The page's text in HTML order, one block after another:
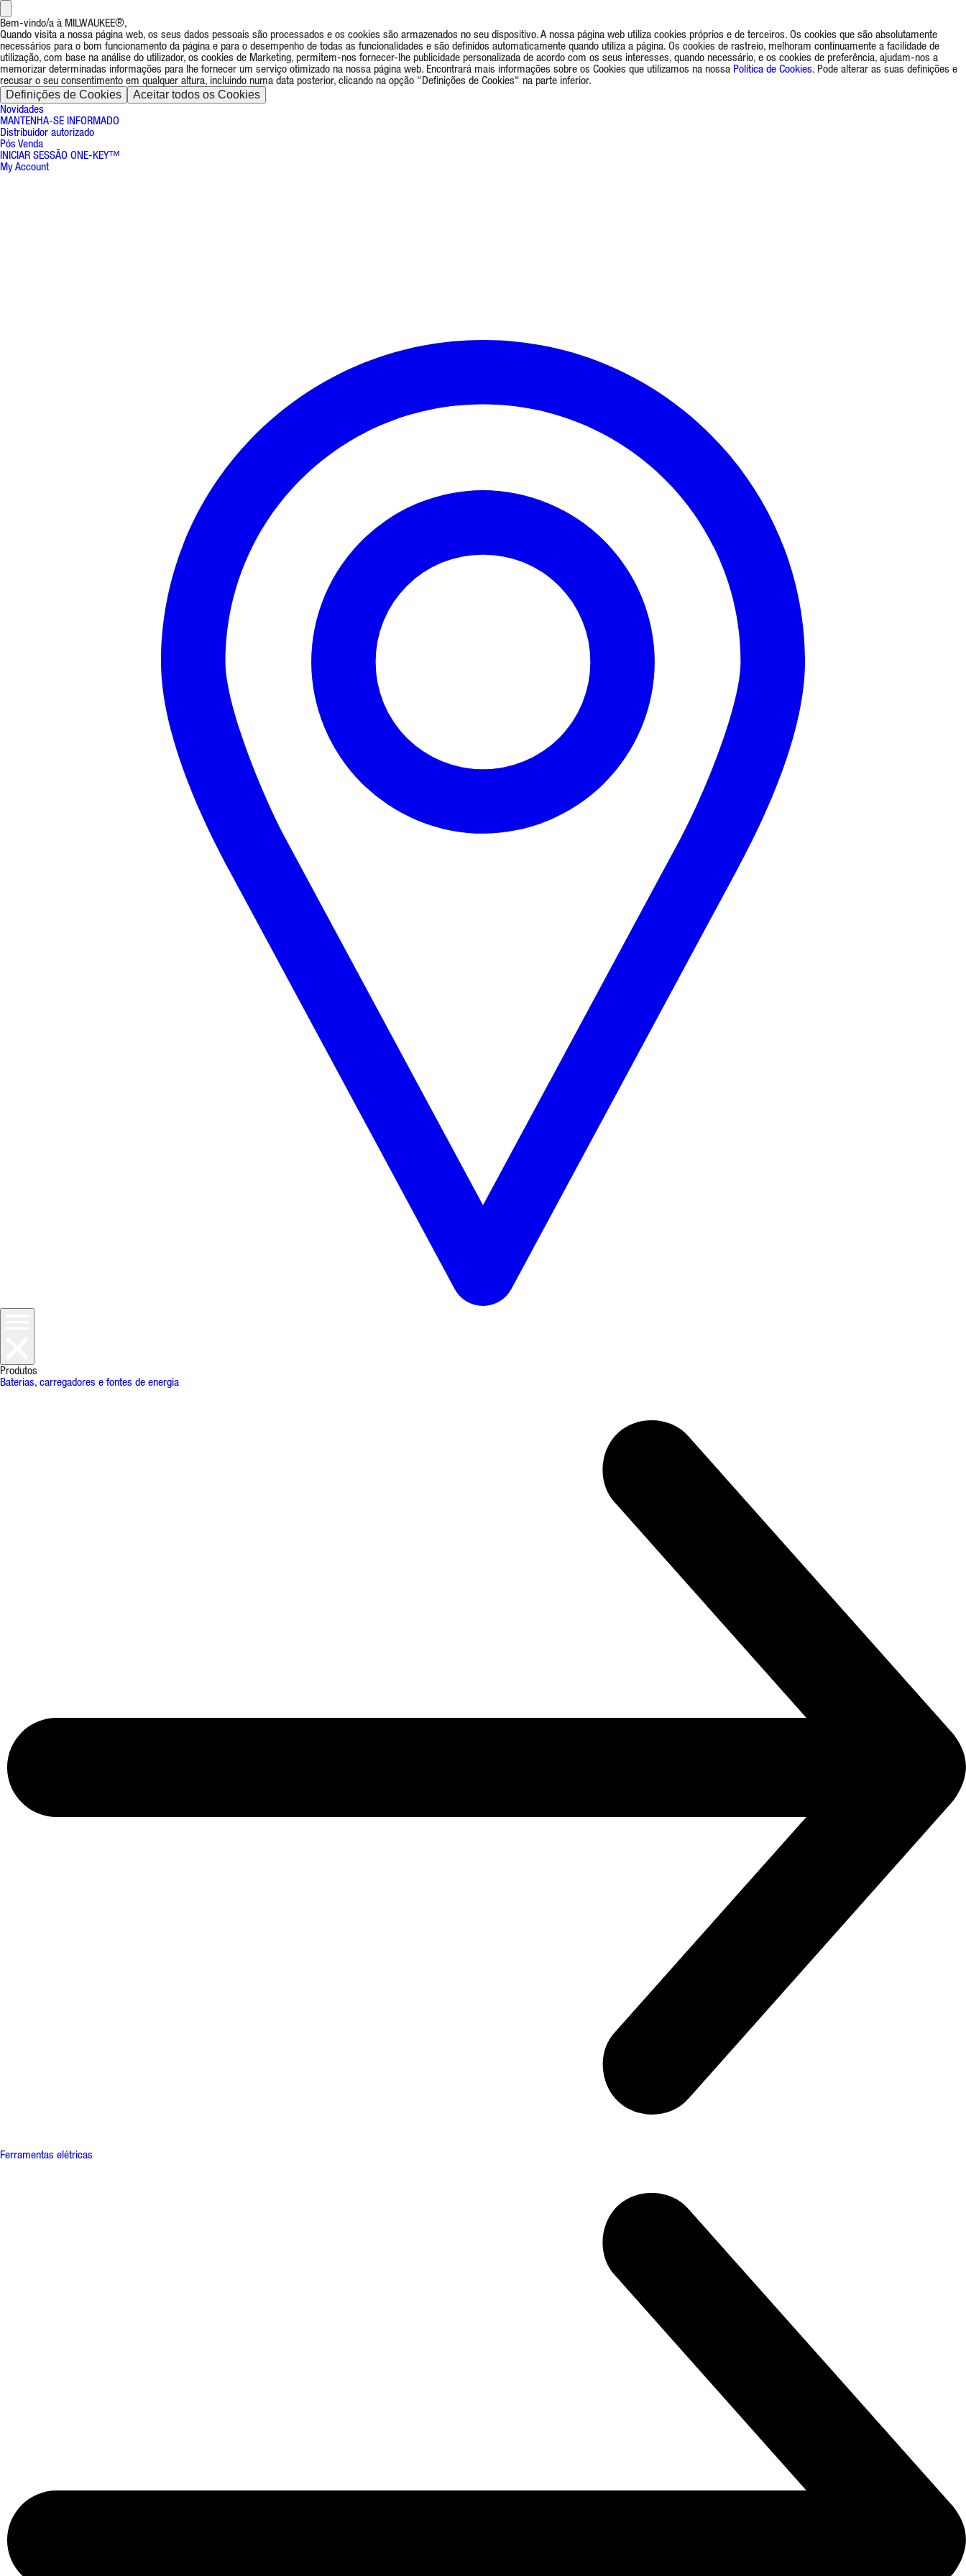
Bem-vindo/a à MILWAUKEE®,
Quando visita a nossa página web, os seus dados pessoais são processados e os cookies são armazenados no seu dispositivo. A nossa página web utiliza cookies próprios e de terceiros. Os cookies que são absolutamente
necessários para o bom funcionamento da página e para o desempenho de todas as funcionalidades e são definidos automaticamente quando utiliza a página. Os cookies de rastreio, melhoram continuamente a facilidade de
utilização, com base na análise do utilizador, os cookies de Marketing, permitem-nos fornecer-lhe publicidade personalizada de acordo com os seus interesses, quando necessário, e os cookies de preferência, ajudam-nos a
memorizar determinadas informações para lhe fornecer um serviço otimizado na nossa página web. Encontrará mais informações sobre os Cookies que utilizamos na nossa Política de Cookies. Pode alterar as suas definições e
recusar o seu consentimento em qualquer altura, incluindo numa data posterior, clicando na opção "Definições de Cookies" na parte inferior.
Definições de Cookies Aceitar todos os Cookies
Novidades
MANTENHA-SE INFORMADO
Distribuidor autorizado
Pós Venda
INICIAR SESSÃO ONE-KEY™
My Account
Produtos
Baterias, carregadores e fontes de energia
Ferramentas elétricas